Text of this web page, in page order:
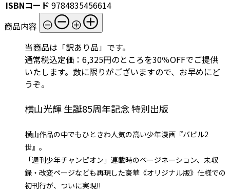
ISBNコード 9784835456614
商品内容
当商品は「訳あり品」です。
通常税込定価：6,325円のところを30％OFFでご提供
いたします。数に限りがございますので、お早めにど
うぞ。
横山光輝 生誕85周年記念 特別出版
横山作品の中でもひときわ人気の高い少年漫画『バビル2
世』。
「週刊少年チャンピオン」連載時のページネーション、未収
録・改変ページなども再現した豪華《オリジナル版》仕様での
初刊行が、ついに実現!!